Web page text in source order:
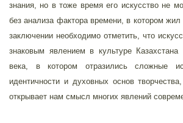
знания, но в тоже время его искусство не
без анализа фактора времени, в котором
заключении необходимо отметить, что
знаковым явлением в культуре
века, в котором отразились сложные
идентичности и духовных основ
открывает нам смысл многих явлений